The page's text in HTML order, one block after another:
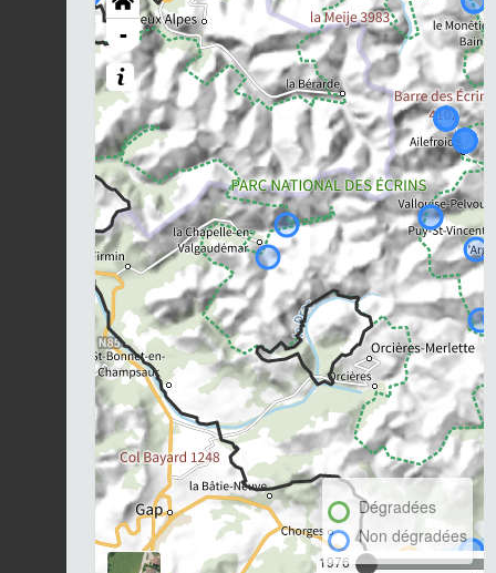
-
1976
Dégradées
Non dégradées